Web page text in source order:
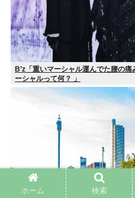
B’z「重いマーシャル運んでた腰の
ーシャルって何？ 」
ホーム 検索